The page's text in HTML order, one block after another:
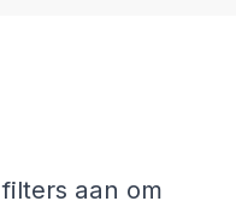
aan om